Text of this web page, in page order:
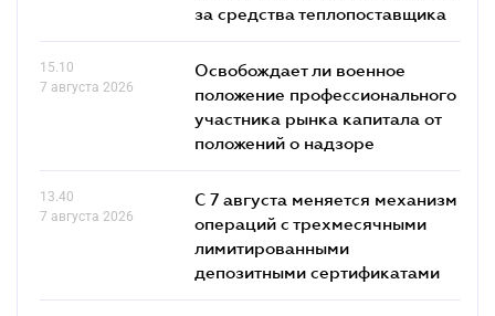
за средства теплопоставщика
15.10
7 августа 2026
Освобождает ли военное
положение профессионального
участника рынка капитала от
положений о надзоре
13.40
7 августа 2026
С 7 августа меняется механизм
операций с трехмесячными
лимитированными
депозитными сертификатами